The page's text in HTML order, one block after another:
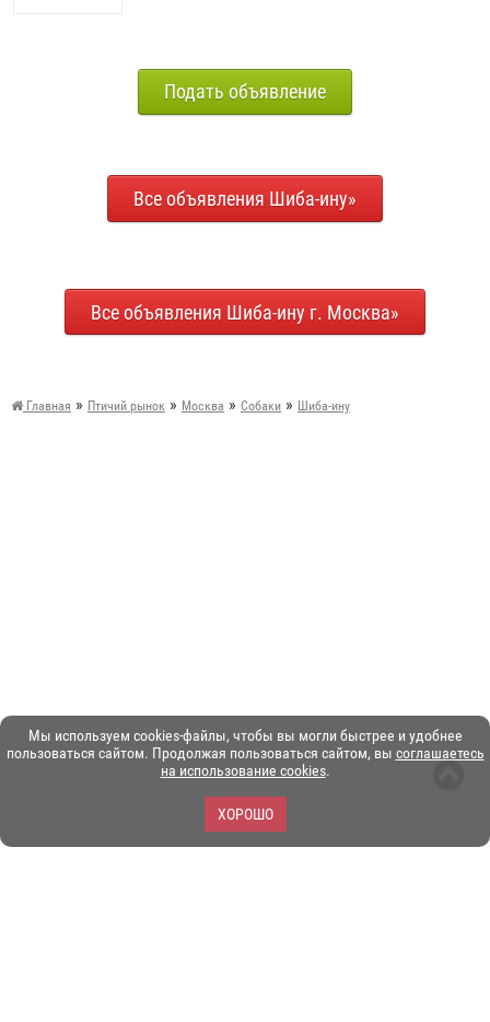
Мы используем cookies-файлы, чтобы вы могли быстрее и удобнее
пользоваться сайтом. Продолжая пользоваться сайтом, вы соглашаетесь
на использование cookies.
ХОРОШО
Подать объявление
Все объявления Шиба-ину»
Все объявления Шиба-ину г. Москва»
Главная » Птичий рынок » Москва » Собаки » Шиба-ину